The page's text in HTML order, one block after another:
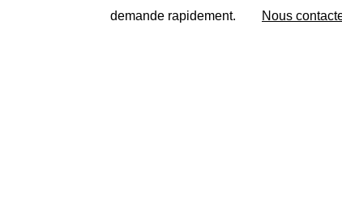
demande rapidement. Nous